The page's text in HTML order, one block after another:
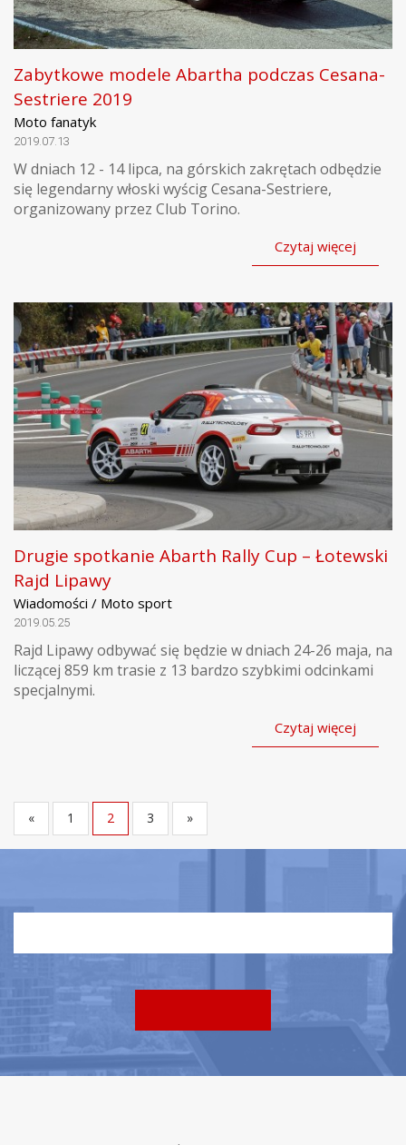
Zabytkowe modele Abartha podczas Cesana-
Sestriere 2019
Moto fanatyk
2019.07.13
W dniach 12 - 14 lipca, na górskich zakrętach odbędzie
się legendarny włoski wyścig Cesana-Sestriere,
organizowany przez Club Torino.
Czytaj więcej
Drugie spotkanie Abarth Rally Cup – Łotewski
Rajd Lipawy
Wiadomości / Moto sport
2019.05.25
Rajd Lipawy odbywać się będzie w dniach 24-26 maja, na
liczącej 859 km trasie z 13 bardzo szybkimi odcinkami
specjalnymi.
Czytaj więcej
« 1 2 3 »